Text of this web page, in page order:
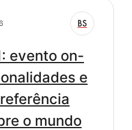
BS
evento on-
e
o mundo